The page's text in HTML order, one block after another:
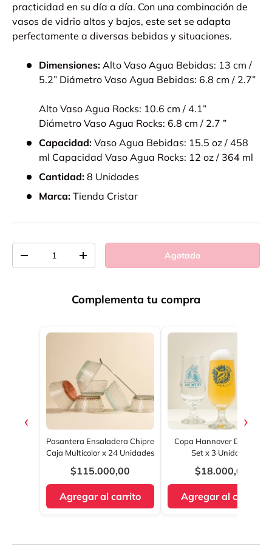
practicidad en su día a día. Con una combinación de
vasos de vidrio altos y bajos, este set se adapta
perfectamente a diversas bebidas y situaciones.
Dimensiones: Alto Vaso Agua Bebidas: 13 cm /
5.2” Diámetro Vaso Agua Bebidas: 6.8 cm / 2.7”
Alto Vaso Agua Rocks: 10.6 cm / 4.1”
Diámetro Vaso Agua Rocks: 6.8 cm / 2.7 ”
Capacidad: Vaso Agua Bebidas: 15.5 oz / 458
ml Capacidad Vaso Agua Rocks: 12 oz / 364 ml
Cantidad: 8 Unidades
Marca: Tienda Cristar
-
+ Agotado
Complementa tu compra
‹
Pasantera Ensaladera Chipre
Caja Multicolor x 24 Unidades
$115.000,00
Agregar al carrito
Copa Hannover Decorada
Set x 3 Unidades
$18.000,00
Agregar al carrito
›